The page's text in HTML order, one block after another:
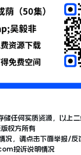
储任何实质资源，以上
权方所有
况，请点击下面举报/反
投诉说明情况